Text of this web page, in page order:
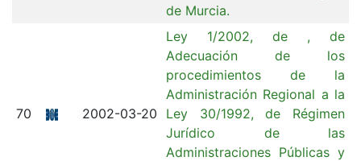
de Murcia.
70 2002-03-20
Ley 1/2002, de , de
Adecuación de los
procedimientos de la
Administración Regional a la
Ley 30/1992, de Régimen
Jurídico de las
Administraciones Públicas y